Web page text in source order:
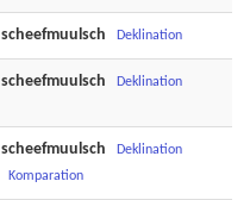
scheefmuulsch Deklination
scheefmuulsch Deklination
scheefmuulsch
Deklination
Komparation